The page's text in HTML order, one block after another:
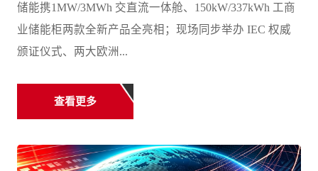
储能携1MW/3MWh 交直流一体舱、150kW/337kWh 工商
业储能柜两款全新产品全亮相；现场同步举办 IEC 权威
颁证仪式、两大欧洲...
查看更多